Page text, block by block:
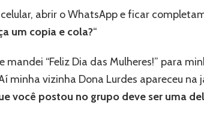
abrir o WhatsApp e ficar
um copia e cola?“
mandei “Feliz Dia das Mulheres!” para
minha vizinha Dona Lurdes apareceu na
você postou no grupo deve ser uma